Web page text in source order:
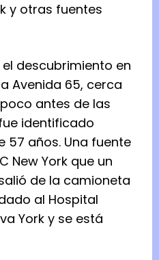
y otras fuentes
descubrimiento en
Avenida 65, cerca
antes de las
identificado
57 años. Una fuente
New York que un
de la camioneta
al Hospital
York y se está